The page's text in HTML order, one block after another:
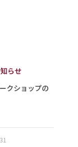
らせ
クショップの